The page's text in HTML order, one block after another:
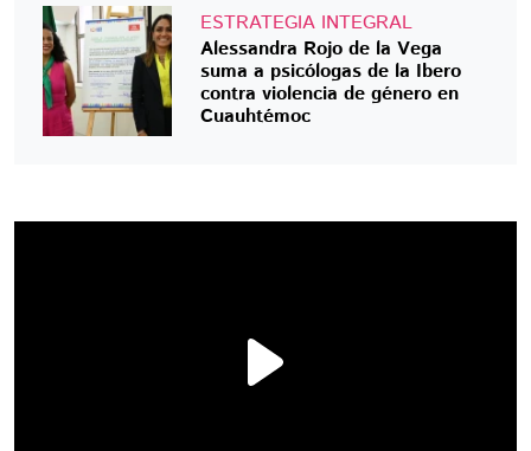
ESTRATEGIA INTEGRAL
Alessandra Rojo de la Vega
suma a psicólogas de la Ibero
contra violencia de género en
Cuauhtémoc